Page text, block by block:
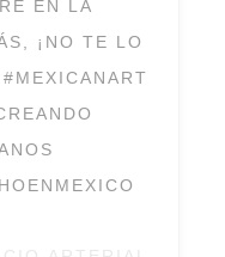
EN LA
¡NO TE LO